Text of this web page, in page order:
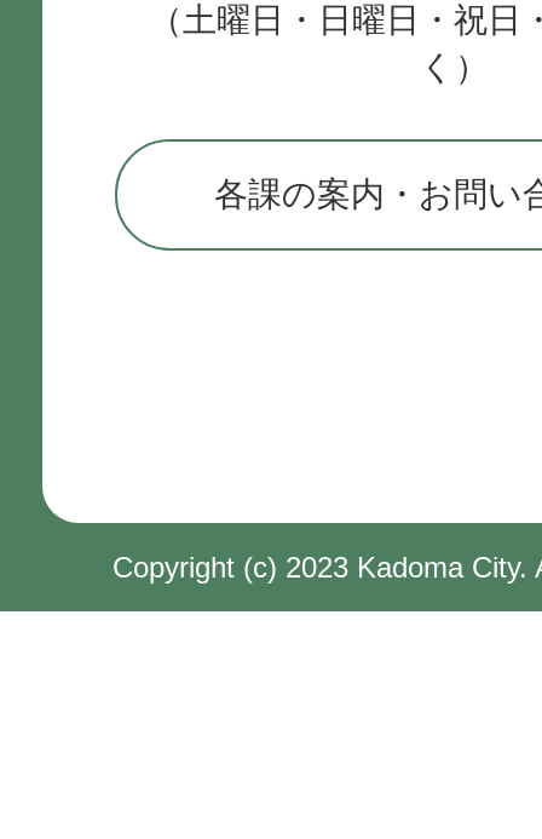
（土曜日・日曜日・祝日
く）
各課の案内・お問い
Copyright (c) 2023 Kadoma City.